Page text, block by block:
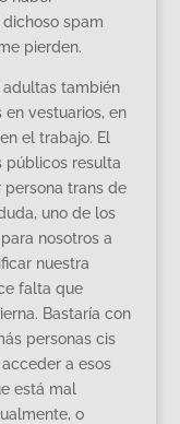
spam
pierden.
adultas también
vestuarios, en
el trabajo. El
públicos resulta
trans de
uno de los
nosotros a
nuestra
falta que
Bastaría con
personas cis
a esos
está mal
o